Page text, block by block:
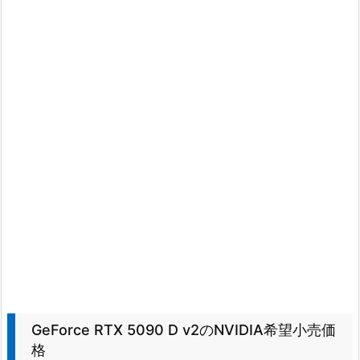
GeForce RTX 5090 D v2のNVIDIA希望小売価
格